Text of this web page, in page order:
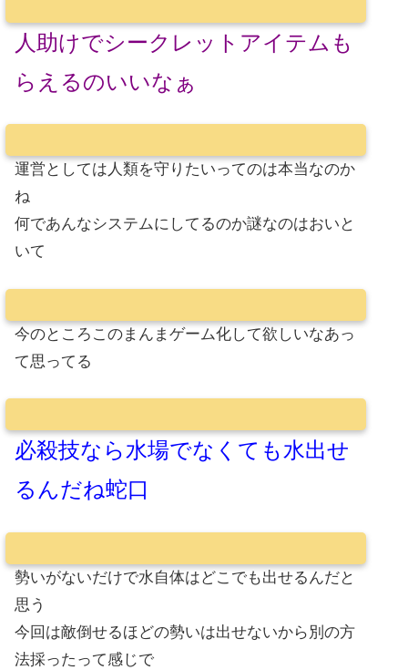
人助けでシークレットアイテムも
らえるのいいなぁ
運営としては人類を守りたいってのは本当なのか
ね
何であんなシステムにしてるのか謎なのはおいと
いて
今のところこのまんまゲーム化して欲しいなあっ
て思ってる
必殺技なら水場でなくても水出せ
るんだね蛇口
勢いがないだけで水自体はどこでも出せるんだと
思う
今回は敵倒せるほどの勢いは出せないから別の方
法採ったって感じで